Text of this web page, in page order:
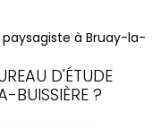
à Bruay-la-
D'ÉTUDE
BUISSIÈRE ?